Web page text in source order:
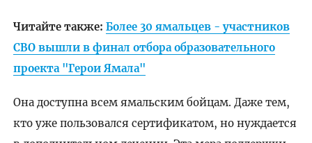
Читайте также: Более 30 ямальцев - участников
СВО вышли в финал отбора образовательного
проекта "Герои Ямала"
Она доступна всем ямальским бойцам. Даже тем,
кто уже пользовался сертификатом, но нуждается